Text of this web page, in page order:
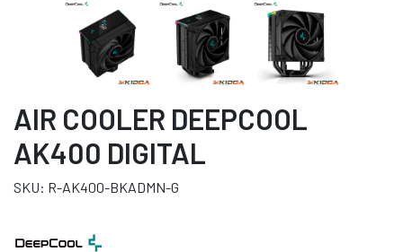
AIR COOLER DEEPCOOL
AK400 DIGITAL
SKU: R-AK400-BKADMN-G